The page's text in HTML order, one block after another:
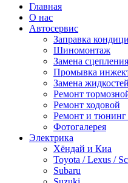
Главная
О нас
Автосервис
Заправка
Шиномонтаж
Замена сцепления
Промывка
Замена жидкостей
Ремонт
Ремонт ходовой
Ремонт и тюнинг
Фотогалерея
Электрика
Хёндай и Киа
Toyota / Lexus /
Subaru